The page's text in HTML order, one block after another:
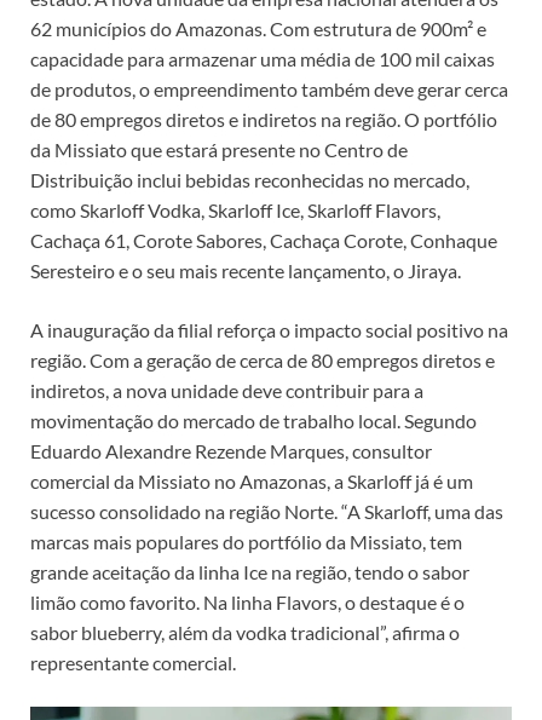
62 municípios do Amazonas. Com estrutura de 900m² e
capacidade para armazenar uma média de 100 mil caixas
de produtos, o empreendimento também deve gerar cerca
de 80 empregos diretos e indiretos na região. O portfólio
da Missiato que estará presente no Centro de
Distribuição inclui bebidas reconhecidas no mercado,
como Skarloff Vodka, Skarloff Ice, Skarloff Flavors,
Cachaça 61, Corote Sabores, Cachaça Corote, Conhaque
Seresteiro e o seu mais recente lançamento, o Jiraya.
A inauguração da filial reforça o impacto social positivo na
região. Com a geração de cerca de 80 empregos diretos e
indiretos, a nova unidade deve contribuir para a
movimentação do mercado de trabalho local. Segundo
Eduardo Alexandre Rezende Marques, consultor
comercial da Missiato no Amazonas, a Skarloff já é um
sucesso consolidado na região Norte. “A Skarloff, uma das
marcas mais populares do portfólio da Missiato, tem
grande aceitação da linha Ice na região, tendo o sabor
limão como favorito. Na linha Flavors, o destaque é o
sabor blueberry, além da vodka tradicional”, afirma o
representante comercial.